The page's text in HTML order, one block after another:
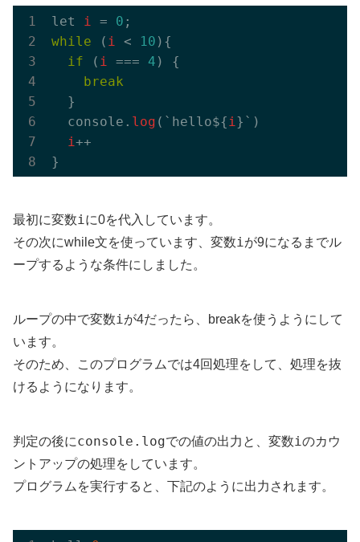
let i = 0
while ( i < 10 ){
if ( i === 4 ) {
break
  }
  console.
log (`hello${ i }`)
i ++
最初に変数iに0を代入しています。
その次にwhile文を使っています、変数iが9になるまでル
ープするような条件にしました。
ループの中で変数iが4だったら、breakを使うようにして
います。
そのため、このプログラムでは4回処理をして、処理を抜
けるようになります。
判定の後にconsole.logでの値の出力と、変数iのカウ
ントアップの処理をしています。
プログラムを実行すると、下記のように出力されます。